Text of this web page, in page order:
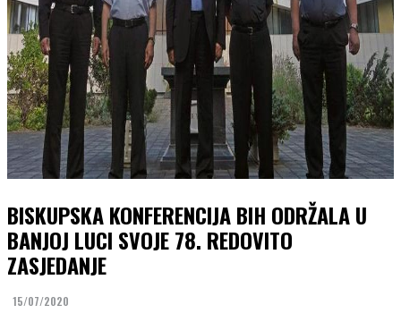
BISKUPSKA KONFERENCIJA BIH ODRŽALA U
BANJOJ LUCI SVOJE 78. REDOVITO
ZASJEDANJE
15/07/2020